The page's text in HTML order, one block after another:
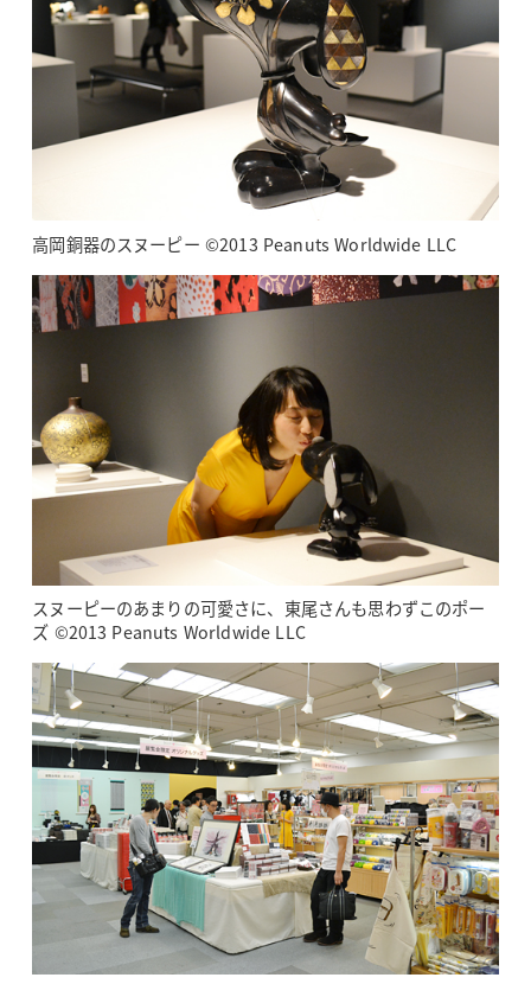
高岡銅器のスヌーピー ©2013 Peanuts Worldwide LLC
スヌーピーのあまりの可愛さに、東尾さんも思わずこのポー
ズ ©2013 Peanuts Worldwide LLC